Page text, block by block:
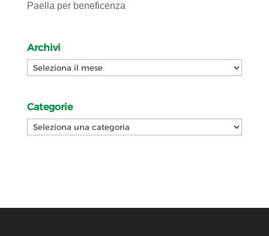
Paella per beneficenza
Archivi
Archivi
Categorie
Categorie